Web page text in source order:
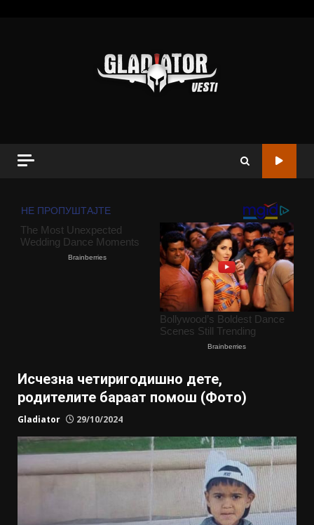
Исчезна четиригодишно дете,
родителите бараат помош (Фото)
Gladiator 29/10/2024